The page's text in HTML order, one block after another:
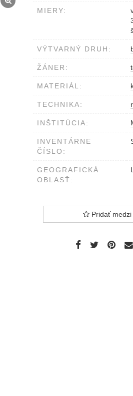
MIERY:
VÝTVARNÝ DRUH:
ŽÁNER:
MATERIÁL:
TECHNIKA:
INŠTITÚCIA:
INVENTÁRNE
ČÍSLO:
GEOGRAFICKÁ
OBLASŤ:
Pridať medzi